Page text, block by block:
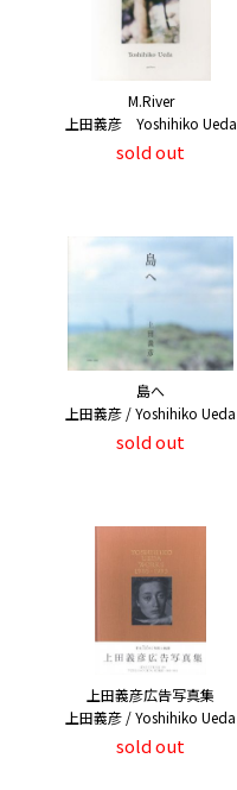
M.River
上田義彦 Yoshihiko Ueda
sold out
島へ
上田義彦 / Yoshihiko Ueda
sold out
上田義彦広告写真集
上田義彦 / Yoshihiko Ueda
sold out